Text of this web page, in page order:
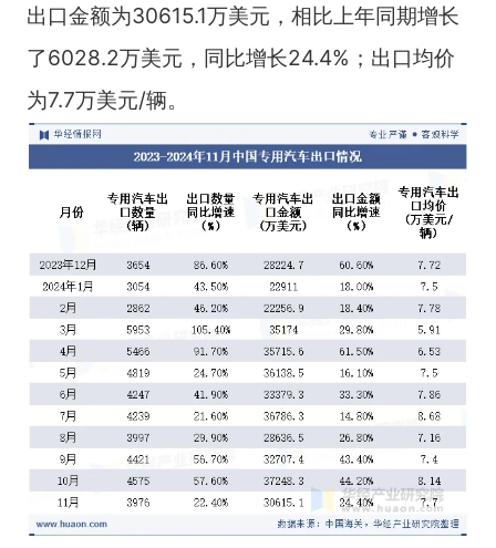
出口金额为30615.1万美元，相比上年同期增长
了6028.2万美元，同比增长24.4%；出口均价
为7.7万美元/辆。